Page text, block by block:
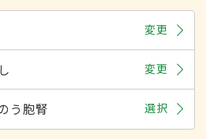
変更
変更
う胞腎 選択